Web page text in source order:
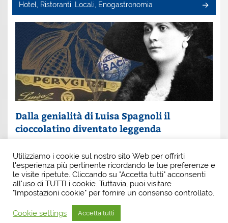
Hotel, Ristoranti, Locali, Enogastronomia
Dalla genialità di Luisa Spagnoli il
cioccolatino diventato leggenda
Spagnoli. È lei la donna che, con intuito e coraggio, ha
scritto una pagina indimenticabile della
Utilizziamo i cookie sul nostro sito Web per offrirti
l'esperienza più pertinente ricordando le tue preferenze e
le visite ripetute. Cliccando su "Accetta tutti" acconsenti
all'uso di TUTTI i cookie. Tuttavia, puoi visitare
"Impostazioni cookie" per fornire un consenso controllato.
Cookie settings Accetta tutti